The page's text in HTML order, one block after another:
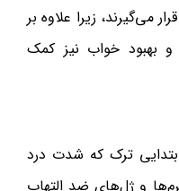
می‌گیرند، زیرا علاوه بر
بهبود خواب نیز کمک
ترک که شدت درد
و ژل‌های ضد التهاب